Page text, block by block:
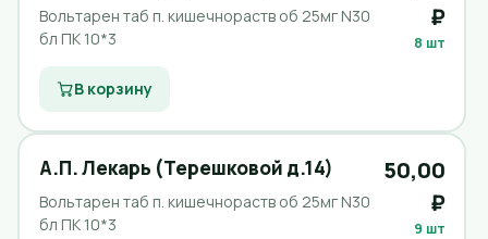
Вольтарен таб п. кишечнораств об 25мг N30
бл ПК 10*3
₽
8 шт
В корзину
А.П. Лекарь (Терешковой д.14)
Вольтарен таб п. кишечнораств об 25мг N30
бл ПК 10*3
50,00
₽
9 шт